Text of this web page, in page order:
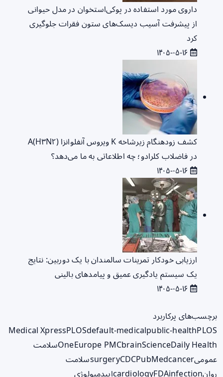
داروی مورد استفاده در پوکی‌استخوان در مدل حیوانی
از پیشرفت آسیب دیسک‌های ستون فقرات جلوگیری
کرد
کشف زودهنگام زیرشاخه K ویروس آنفلوانزا A(H۳N۲)
در فاضلاب کلرادو؛ چه اطلاعاتی به ما می‌دهد؟
ارزیابی خودکار تمرینات سالمندان با یک دوربین: نتایج
یک سیستم یادگیری عمیق و پیامدهای بالینی
برچسب‌های پرکاربرد
Medical XpressPLOSdefault-medicalpublic-healthPLOS
OneEurope PMCbrainScienceDaily Health
سلامت
عمومی
surgeryCDCPubMedcancer
سلامت
روان
cardiologyFDAinfection اپیدمیولوژی